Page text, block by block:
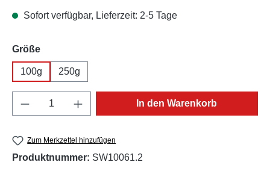
Sofort verfügbar, Lieferzeit: 2-5 Tage
Größeauswählen
100g 250g
Produkt Anzahl: Gib den gewünschten
In den Warenkorb
Zum Merkzettel hinzufügen
Produktnummer: SW10061.2